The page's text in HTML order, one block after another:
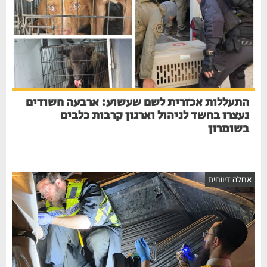
התעללות אכזרית לשם שעשוע: ארבעה חשודים
נעצרו בחשד לניהול וארגון קרבות כלבים
בשומרון
אחלה דיווחים